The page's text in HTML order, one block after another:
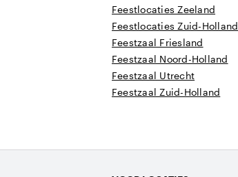
Feestlocaties Zeeland
Feestlocaties Zuid-Holland
Feestzaal Friesland
Feestzaal Noord-Holland
Feestzaal Utrecht
Feestzaal Zuid-Holland